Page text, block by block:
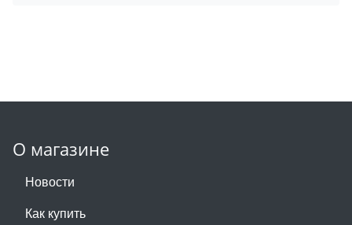
О магазине
Новости
Как купить